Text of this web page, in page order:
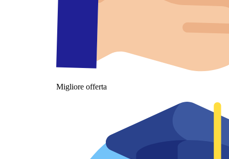
Migliore offerta